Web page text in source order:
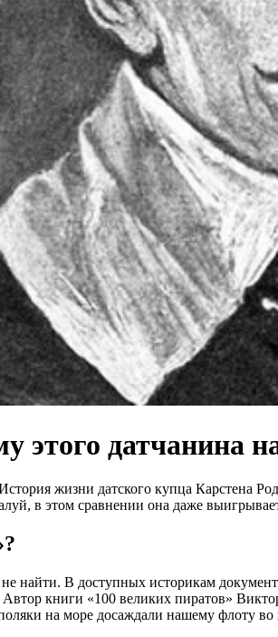
этого датчанина
жизни датского купца Карстена
в этом сравнении она даже
найти. В доступных историкам
книги «100 великих пиратов»
на море досаждали нашему флоту